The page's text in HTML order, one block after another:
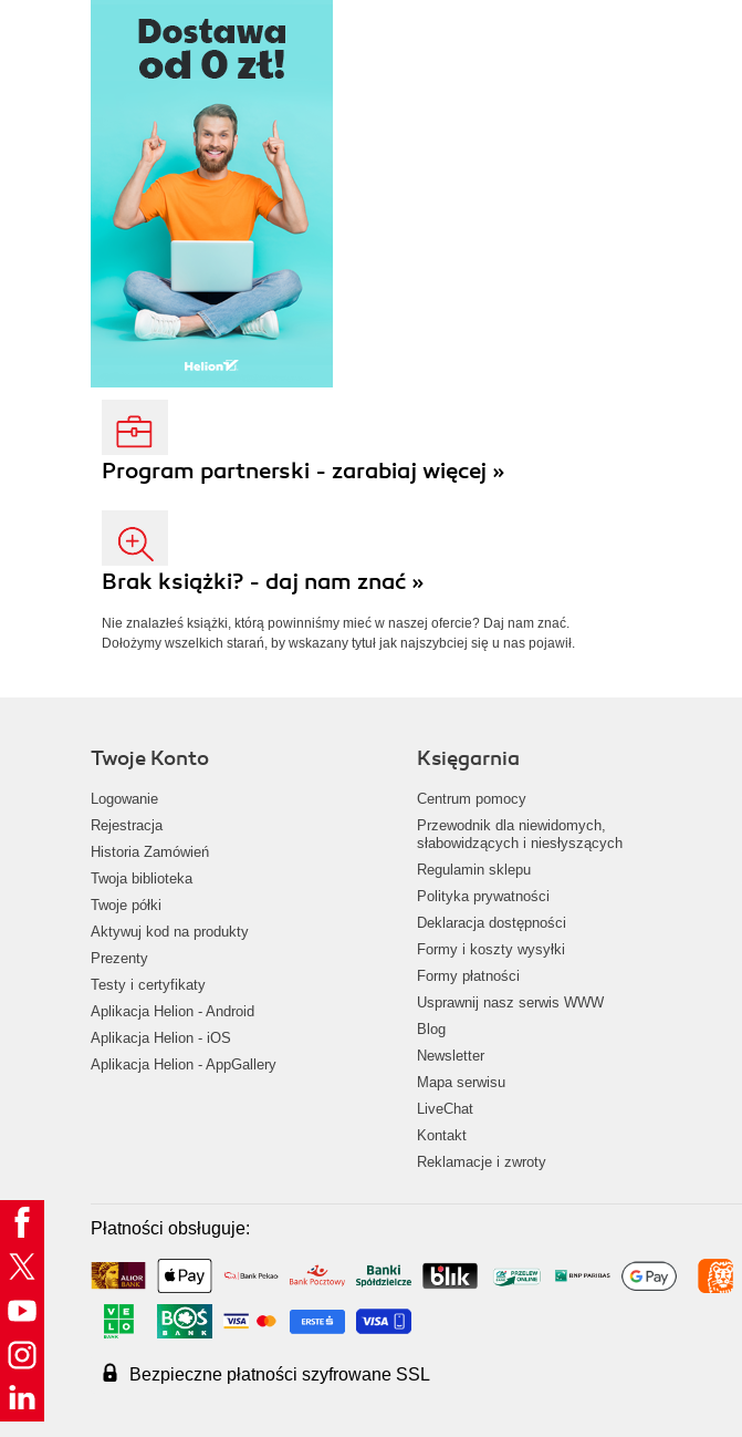
Program partnerski - zarabiaj więcej »
Brak książki? - daj nam znać »
Nie znalazłeś książki, którą powinniśmy mieć w naszej ofercie? Daj nam znać.
Dołożymy wszelkich starań, by wskazany tytuł jak najszybciej się u nas pojawił.
Twoje Konto
Logowanie
Rejestracja
Historia Zamówień
Twoja biblioteka
Twoje półki
Aktywuj kod na produkty
Prezenty
Testy i certyfikaty
Aplikacja Helion - Android
Aplikacja Helion - iOS
Aplikacja Helion - AppGallery
Księgarnia
Centrum pomocy
Przewodnik dla niewidomych,
słabowidzących i niesłyszących
Regulamin sklepu
Polityka prywatności
Deklaracja dostępności
Formy i koszty wysyłki
Formy płatności
Usprawnij nasz serwis WWW
Blog
Newsletter
Mapa serwisu
LiveChat
Kontakt
Reklamacje i zwroty
Płatności obsługuje:
Bezpieczne płatności szyfrowane SSL